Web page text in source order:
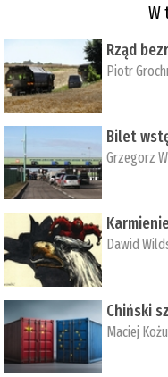
W
Rząd
Piotr
Bilet
Grzegorz
Dawid
Chiński
Maciej